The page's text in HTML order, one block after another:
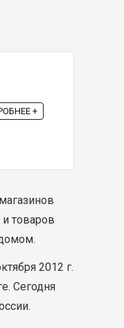
+
товаров
2012 г.
Сегодня